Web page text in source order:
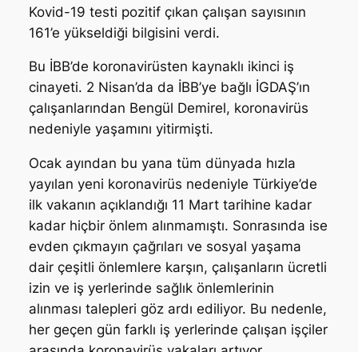
Kovid-19 testi pozitif çıkan çalışan sayısının
161’e yükseldiği bilgisini verdi.
Bu İBB’de koronavirüsten kaynaklı ikinci iş
cinayeti. 2 Nisan’da da İBB’ye bağlı İGDAŞ’ın
çalışanlarından Bengül Demirel, koronavirüs
nedeniyle yaşamını yitirmişti.
Ocak ayından bu yana tüm dünyada hızla
yayılan yeni koronavirüs nedeniyle Türkiye’de
ilk vakanın açıklandığı 11 Mart tarihine kadar
kadar hiçbir önlem alınmamıştı. Sonrasında ise
evden çıkmayın çağrıları ve sosyal yaşama
dair çeşitli önlemlere karşın, çalışanların ücretli
izin ve iş yerlerinde sağlık önlemlerinin
alınması talepleri göz ardı ediliyor. Bu nedenle,
her geçen gün farklı iş yerlerinde çalışan işçiler